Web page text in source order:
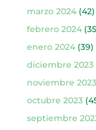
marzo 2024(42)
febrero 2024
enero 2024(39)
diciembre 2023
noviembre 2023
octubre 2023
septiembre